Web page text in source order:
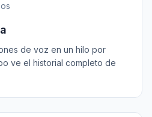
de voz en un hilo por
ve el historial completo de